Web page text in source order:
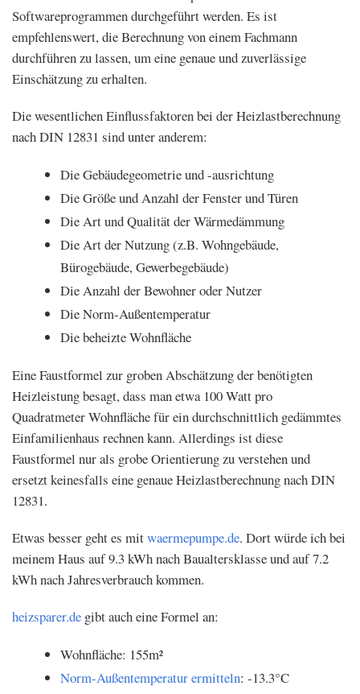
Softwareprogrammen durchgeführt werden. Es ist
empfehlenswert, die Berechnung von einem Fachmann
durchführen zu lassen, um eine genaue und zuverlässige
Einschätzung zu erhalten.
Die wesentlichen Einflussfaktoren bei der Heizlastberechnung
nach DIN 12831 sind unter anderem:
Die Gebäudegeometrie und -ausrichtung
Die Größe und Anzahl der Fenster und Türen
Die Art und Qualität der Wärmedämmung
Die Art der Nutzung (z.B. Wohngebäude,
Bürogebäude, Gewerbegebäude)
Die Anzahl der Bewohner oder Nutzer
Die Norm-Außentemperatur
Die beheizte Wohnfläche
Eine Faustformel zur groben Abschätzung der benötigten
Heizleistung besagt, dass man etwa 100 Watt pro
Quadratmeter Wohnfläche für ein durchschnittlich gedämmtes
Einfamilienhaus rechnen kann. Allerdings ist diese
Faustformel nur als grobe Orientierung zu verstehen und
ersetzt keinesfalls eine genaue Heizlastberechnung nach DIN
12831.
Etwas besser geht es mitwaermepumpe.de. Dort würde ich bei
meinem Haus auf 9.3 kWh nach Baualtersklasse und auf 7.2
kWh nach Jahresverbrauch kommen.
heizsparer.de gibt auch eine Formel an:
Wohnfläche: 155m²
Norm-Außentemperatur ermitteln: -13.3°C